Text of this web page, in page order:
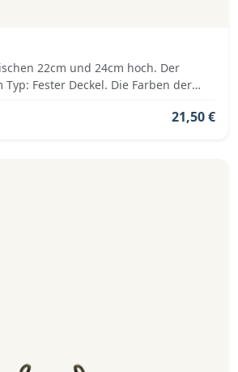
22cm und 24cm hoch. Der
Typ: Fester Deckel. Die Farben der
21,50 €